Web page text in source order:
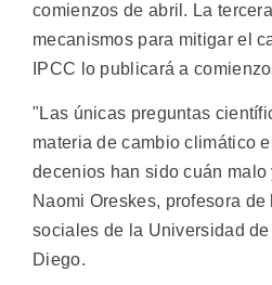
comienzos de abril. La
mecanismos para mitigar el
IPCC lo publicará a
"Las únicas preguntas
materia de cambio climático
decenios han sido cuán
Naomi Oreskes, profesora
sociales de la Universidad
Diego.